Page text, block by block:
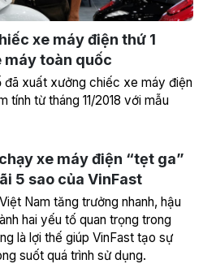
xe máy điện thứ 1
máy toàn quốc
đã xuất xưởng chiếc xe máy điện
tính từ tháng 11/2018 với mẫu
xe máy điện “tẹt ga”
5 sao của VinFast
Nam tăng trưởng nhanh, hậu
hai yếu tố quan trọng trong
là lợi thế giúp VinFast tạo sự
suốt quá trình sử dụng.